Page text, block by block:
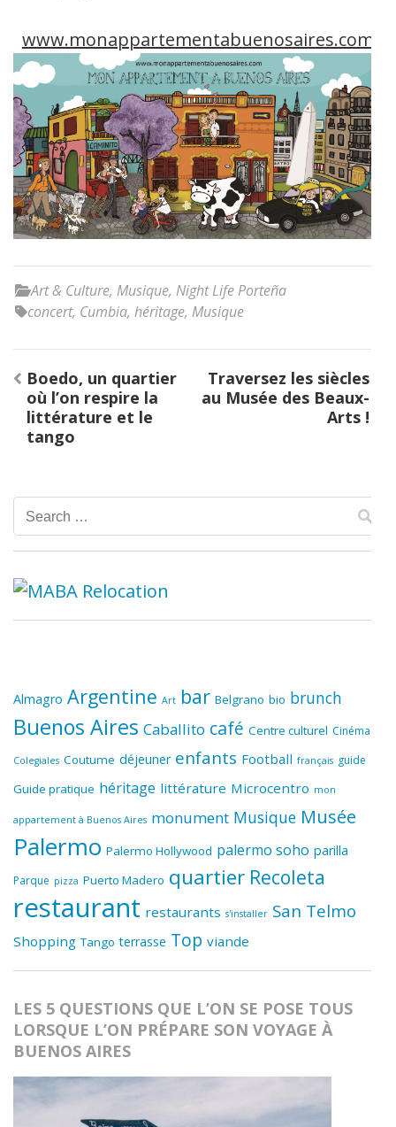
www.monappartementabuenosaires.com
Art & Culture, Musique, Night Life Porteña
concert, Cumbia, héritage, Musique
Post
navigation
Boedo, un quartier
où l’on respire la
littérature et le
tango
Traversez les siècles
au Musée des Beaux-
Arts !
Search
for:
Almagro Argentine Art bar Belgrano bio brunch
Buenos Aires Caballito café Centre culturel Cinéma
Colegiales Coutume déjeuner enfants Football français guide
Guide pratique héritage littérature Microcentro mon
appartement à Buenos Aires monument Musique Musée
Palermo Palermo Hollywood palermo soho parilla
Parque pizza Puerto Madero quartier Recoleta
restaurant restaurants s'installer San Telmo
Shopping Tango terrasse Top viande
LES 5 QUESTIONS QUE L’ON SE POSE TOUS
LORSQUE L’ON PRÉPARE SON VOYAGE À
BUENOS AIRES